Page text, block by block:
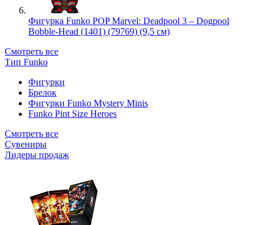
Фигурка Funko POP Marvel: Deadpool 3 – Dogpool
Bobble-Head (1401) (79769) (9,5 см)
Смотреть все
Тип Funko
Фигурки
Брелок
Фигурки Funko Mystery Minis
Funko Pint Size Heroes
Смотреть все
Сувениры
Лидеры продаж